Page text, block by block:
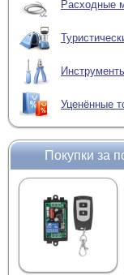
Расходные
Уценённые
Покупки за